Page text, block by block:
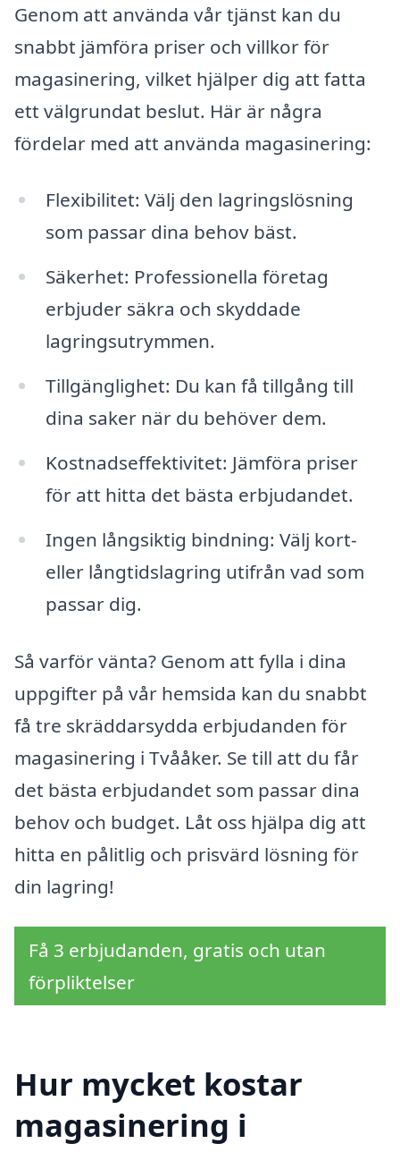
Genom att använda vår tjänst kan du
snabbt jämföra priser och villkor för
magasinering, vilket hjälper dig att fatta
ett välgrundat beslut. Här är några
fördelar med att använda magasinering:
Flexibilitet: Välj den lagringslösning
som passar dina behov bäst.
Säkerhet: Professionella företag
erbjuder säkra och skyddade
lagringsutrymmen.
Tillgänglighet: Du kan få tillgång till
dina saker när du behöver dem.
Kostnadseffektivitet: Jämföra priser
för att hitta det bästa erbjudandet.
Ingen långsiktig bindning: Välj kort-
eller långtidslagring utifrån vad som
passar dig.
Så varför vänta? Genom att fylla i dina
uppgifter på vår hemsida kan du snabbt
få tre skräddarsydda erbjudanden för
magasinering i Tvååker. Se till att du får
det bästa erbjudandet som passar dina
behov och budget. Låt oss hjälpa dig att
hitta en pålitlig och prisvärd lösning för
din lagring!
Få 3 erbjudanden, gratis och utan
förpliktelser
Hur mycket kostar
magasinering i